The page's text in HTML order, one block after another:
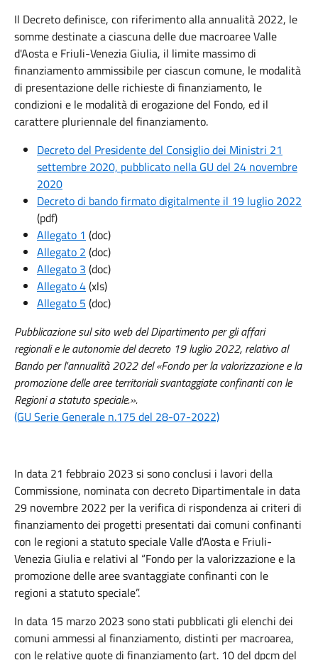
Il Decreto definisce, con riferimento alla annualità 2022, le
somme destinate a ciascuna delle due macroaree Valle
d'Aosta e Friuli-Venezia Giulia, il limite massimo di
finanziamento ammissibile per ciascun comune, le modalità
di presentazione delle richieste di finanziamento, le
condizioni e le modalità di erogazione del Fondo, ed il
carattere pluriennale del finanziamento.
Decreto del Presidente del Consiglio dei Ministri 21
settembre 2020, pubblicato nella GU del 24 novembre
2020
Decreto di bando firmato digitalmente il 19 luglio 2022
(pdf)
Allegato 1 (doc)
Allegato 2 (doc)
Allegato 3 (doc)
Allegato 4(xls)
Allegato 5 (doc)
Pubblicazione sul sito web del Dipartimento per gli affari
regionali e le autonomie del decreto 19 luglio 2022, relativo al
Bando per l'annualità 2022 del «Fondo per la valorizzazione e la
promozione delle aree territoriali svantaggiate confinanti con le
Regioni a statuto speciale.».
(GU Serie Generale n.175 del 28-07-2022)
In data 21 febbraio 2023 si sono conclusi i lavori della
Commissione, nominata con decreto Dipartimentale in data
29 novembre 2022 per la verifica di rispondenza ai criteri di
finanziamento dei progetti presentati dai comuni confinanti
con le regioni a statuto speciale Valle d'Aosta e Friuli-
Venezia Giulia e relativi al “Fondo per la valorizzazione e la
promozione delle aree svantaggiate confinanti con le
regioni a statuto speciale”.
In data 15 marzo 2023 sono stati pubblicati gli elenchi dei
comuni ammessi al finanziamento, distinti per macroarea,
con le relative quote di finanziamento (art. 10 del dpcm del